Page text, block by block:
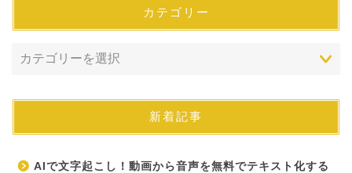
カテゴリー
新着記事
AIで文字起こし！動画から音声を無料でテキスト化する